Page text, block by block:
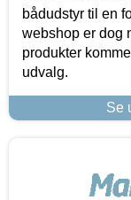
bådudstyr til en
webshop er dog
produkter
udvalg.
Se